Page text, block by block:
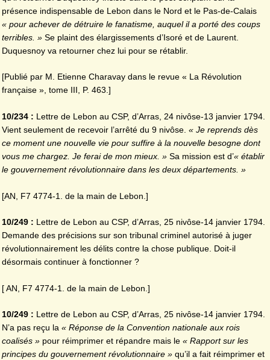
présence indispensable de Lebon dans le Nord et le Pas-de-Calais
« pour achever de détruire le fanatisme, auquel il a porté des coups
terribles. » Se plaint des élargissements d’Isoré et de Laurent.
Duquesnoy va retourner chez lui pour se rétablir.
[Publié par M. Etienne Charavay dans le revue « La Révolution
française », tome III, P. 463.]
10/234 : Lettre de Lebon au CSP, d’Arras, 24 nivôse-13 janvier 1794.
Vient seulement de recevoir l’arrêté du 9 nivôse. « Je reprends dès
ce moment une nouvelle vie pour suffire à la nouvelle besogne dont
vous me chargez. Je ferai de mon mieux. » Sa mission est d’« établir
le gouvernement révolutionnaire dans les deux départements. »
[AN, F7 4774-1. de la main de Lebon.]
10/249 : Lettre de Lebon au CSP, d’Arras, 25 nivôse-14 janvier 1794.
Demande des précisions sur son tribunal criminel autorisé à juger
révolutionnairement les délits contre la chose publique. Doit-il
désormais continuer à fonctionner ?
[ AN, F7 4774-1. de la main de Lebon.]
10/249 : Lettre de Lebon au CSP, d’Arras, 25 nivôse-14 janvier 1794.
N’a pas reçu la « Réponse de la Convention nationale aux rois
coalisés » pour réimprimer et répandre mais le « Rapport sur les
principes du gouvernement révolutionnaire » qu’il a fait réimprimer et